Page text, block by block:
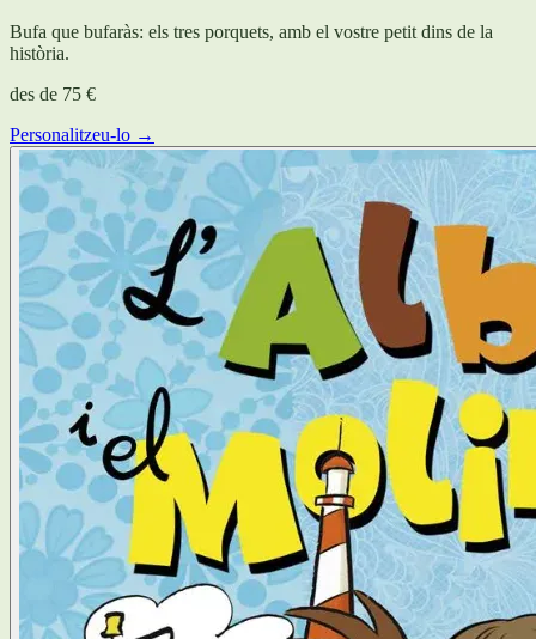
Bufa que bufaràs: els tres porquets, amb el vostre petit dins de la
història.
des de 75 €
Personalitzeu-lo →